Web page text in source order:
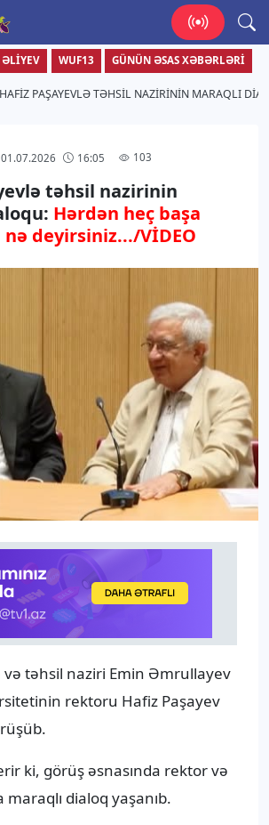
bizimlə yaşa!
WUF13 GÜNÜN ƏSAS XƏBƏRLƏRI
HAFIZ PAŞAYEVLƏ TƏHSIL NAZIRININ MARAQLI
01.07.2026 16:05 103
təhsil nazirinin
Hərdən heç başa
deyirsiniz.../VİDEO
təhsil naziri Emin Əmrullayev
rektoru Hafiz Paşayev
ki, görüş əsnasında rektor və
maraqlı dialoq yaşanıb.